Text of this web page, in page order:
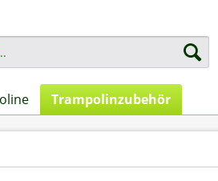
Trampolinzubehör